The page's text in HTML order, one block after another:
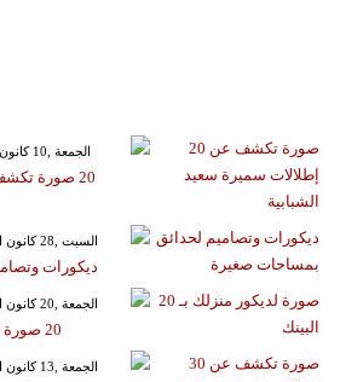
GMT 13:52 2020 الجمعة ,10 كانون الثاني / يناير
20 صورة
GMT 18:03 2019 السبت ,28 كانون الأول / ديسمبر
ديكورات
GMT 14:19 2019 الجمعة ,20 كانون الأول / ديسمبر
20 صورة لديكور منزلك بـ البينك
GMT 13:53 2019 الجمعة ,13 كانون الأول / ديسمبر